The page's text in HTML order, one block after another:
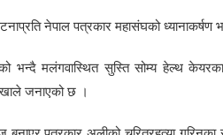
नेपाल पत्रकार महासंघको ध्यानाकर्षण
भन्दै मलंगवास्थित सुस्ति सोम्य हेल्थ
जनाएको छ ।